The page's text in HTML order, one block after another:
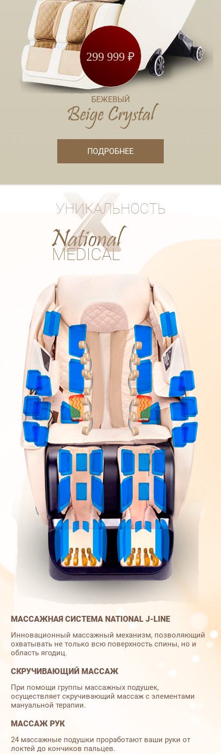
299 999 ₽
БЕЖЕВЫЙ
Beige Crystal
ПОДРОБНЕЕ
УНИКАЛЬНОСТЬ
National
MEDICAL
МАССАЖНАЯ СИСТЕМА NATIONAL J-LINE
Инновационный массажный механизм, позволяющий
охватывать не только всю поверхность спины, но и
область ягодиц.
СКРУЧИВАЮЩИЙ МАССАЖ
При помощи группы массажных подушек,
осуществляет скручивающий массаж с элементами
мануальной терапии.
МАССАЖ РУК
24 массажные подушки проработают ваши руки от
локтей до кончиков пальцев.